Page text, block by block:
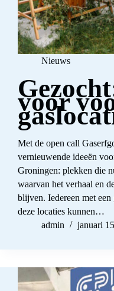
Nieuws
voor
Met de open call
vernieuwende ideeën
Groningen: plekken die
waarvan het verhaal en
blijven. Iedereen met
deze locaties kunnen…
admin
januari